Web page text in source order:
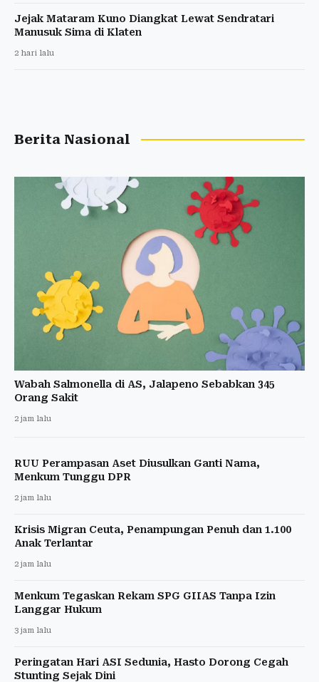
Jejak Mataram Kuno Diangkat Lewat Sendratari
Manusuk Sima di Klaten
2 hari lalu
Berita Nasional
Wabah Salmonella di AS, Jalapeno Sebabkan 345
Orang Sakit
2 jam lalu
RUU Perampasan Aset Diusulkan Ganti Nama,
Menkum Tunggu DPR
2 jam lalu
Krisis Migran Ceuta, Penampungan Penuh dan 1.100
Anak Terlantar
2 jam lalu
Menkum Tegaskan Rekam SPG GIIAS Tanpa Izin
Langgar Hukum
3 jam lalu
Peringatan Hari ASI Sedunia, Hasto Dorong Cegah
Stunting Sejak Dini